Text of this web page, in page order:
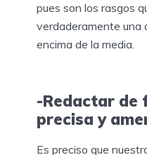
pues son los rasgos
verdaderamente una
encima de la media.
-Redactar de
precisa y
Es preciso que